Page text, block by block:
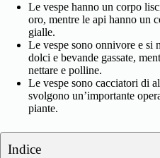
Le vespe hanno un corpo
oro, mentre le api hanno un
gialle.
Le vespe sono onnivore e si
dolci e bevande gassate,
nettare e polline.
Le vespe sono cacciatori di
svolgono un’importante
piante.
Indice